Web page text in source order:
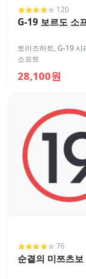
120
G-19 보르도 소
토이즈하트,G-19 시
소프트
28,100원
76
순결의 미쯔츠보